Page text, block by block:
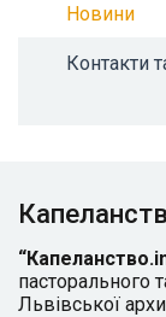
Новини
Контакти
пасторального
Львівської